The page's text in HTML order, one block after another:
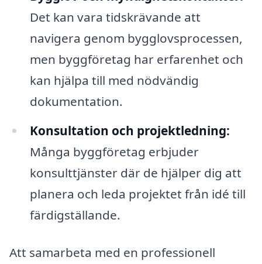
Det kan vara tidskrävande att
navigera genom bygglovsprocessen,
men byggföretag har erfarenhet och
kan hjälpa till med nödvändig
dokumentation.
Konsultation och projektledning:
Många byggföretag erbjuder
konsulttjänster där de hjälper dig att
planera och leda projektet från idé till
färdigställande.
Att samarbeta med en professionell